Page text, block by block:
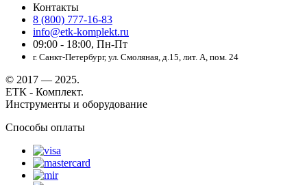
Контакты
8 (800) 777-16-83
info@etk-komplekt.ru
09:00 - 18:00, Пн-Пт
г. Санкт-Петербург, ул. Смоляная, д.15, лит. А, пом. 24
© 2017 — 2025.
ЕТК - Комплект.
Инструменты и оборудование
Способы оплаты